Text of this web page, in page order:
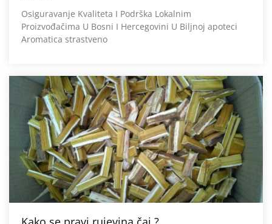
Osiguravanje Kvaliteta I Podrška Lokalnim
Proizvođačima U Bosni I Hercegovini U Biljnoj apoteci
Aromatica strastveno